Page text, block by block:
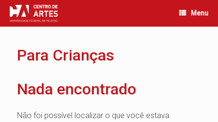
Skip
content
Menu
Para Crianças
Nada encontrado
Não foi possível localizar o que você estava